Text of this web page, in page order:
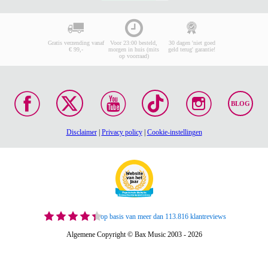
Gratis verzending vanaf
€ 99,-
Voor 23:00 besteld,
morgen in huis (mits
op voorraad)
30 dagen 'niet goed
geld terug' garantie!
BLOG
Disclaimer| Privacy policy| Cookie-instellingen
op basis van meer dan 113.816 klantreviews
Algemene Copyright © Bax Music 2003 - 2026